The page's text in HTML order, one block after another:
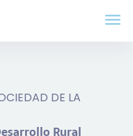
DE LA
Rural